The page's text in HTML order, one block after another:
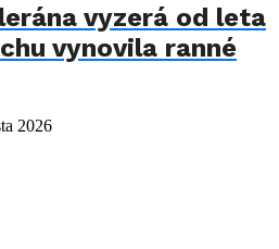
vyzerá od leta
vynovila ranné
2026